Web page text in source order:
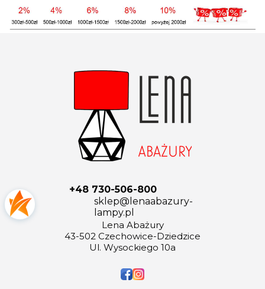
+48 730-506-800
sklep@lenaabazury-
lampy.pl
Lena Abażury
43-502 Czechowice-Dziedzice
Ul. Wysockiego 10a